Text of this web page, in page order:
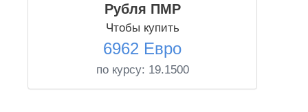
Рубля ПМР
Чтобы купить
6962 Евро
по курсу: 19.1500